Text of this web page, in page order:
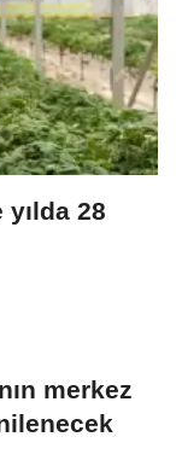
28
merkez